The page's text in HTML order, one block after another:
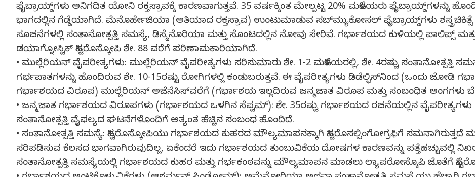
ಫೈಬ್ರಾಯ್ಡ್‌ಗಳು ಅನಿಗದಿತ ಯೋನಿ ರಕ್ತಸ್ರಾವಕ್ಕೆ ಕಾರಣವಾಗುತ್ತವೆ. 35 ವರ್ಷಕ್ಕಿಂತ ಮೇಲ್ಪಟ್ಟ 20% ಮಹಿಳೆಯರು ಫೈಬ್ರಾಯ್ಡ್‌ಗಳನ್ನು
ಭಾಗದಲ್ಲಿನ ಗೆಡ್ಡೆಯಾಗಿದೆ. ಮೆನೊರ್ಹೇಜಿಯಾ (ಅತಿಯಾದ ರಕ್ತಸ್ರಾವ) ಉಂಟುಮಾಡುವ ಸಬ್‍ಮ್ಯುಕೋಸಲ್ ಫೈಬ್ರಾಯ್ಡ್‌ಗಳು
ಸೂಚನೆಗಳಲ್ಲಿ ಸಂತಾನೋತ್ಪತ್ತಿ ಸಮಸ್ಯೆ, ಡಿಸ್ಮೆನೊರಿಯಾ ಮತ್ತು ಸೊಂಟದಲ್ಲಿನ ನೋವು ಸೇರಿವೆ. ಗರ್ಭಾಶಯದ ಕುಳಿಯಲ್ಲಿ ಪಾಲಿಪ್ಸ್
ಡಯಾಗ್ನೋಸ್ಟಿಕ್ ಹಿಸ್ಟರೊಸ್ಕೋಪಿ ಶೇ. 88 ವರೆಗೆ ಪರಿಣಾಮಕಾರಿಯಾಗಿದೆ.
• ಮುಲ್ಲೆರಿಯನ್ ವೈಪರೀತ್ಯಗಳು: ಮುಲ್ಲೆರಿಯನ್ ವೈಪರೀತ್ಯಗಳು ಸರಿಸುಮಾರು ಶೇ. 1-2 ಮಹಿಳೆಯರಲ್ಲಿ, ಶೇ. 4ರಷ್ಟು ಸಂತಾನೋತ್ಪತ್ತಿ
ಗರ್ಭಪಾತಗಳನ್ನು ಹೊಂದಿರುವ ಶೇ. 10-15ರಷ್ಟು ರೋಗಿಗಳಲ್ಲಿ ಕಂಡುಬರುತ್ತವೆ. ಈ ವೈಪರೀತ್ಯಗಳು ಡಿಡೆಲ್ಫಿಸ್‍ನಿಂದ (ಒಂದು ಜೋಡಿ
ಗರ್ಭಾಶಯದ ವಿರೂಪ) ಮುಲ್ಲೆರಿಯನ್ ಅಜೆನೆಸಿಸ್‍ವರೆಗೆ (ಗರ್ಭಾಶಯ ಇಲ್ಲದಿರುವ ಜನ್ಮಜಾತ ವಿರೂಪ ಮತ್ತು ಸಂಬಂಧಿತ ಅಂಗಗಳು
• ಜನ್ಮಜಾತ ಗರ್ಭಾಶಯದ ವಿರೂಪಗಳು (ಗರ್ಭಾಶಯದ ಒಳಗಿನ ಸೆಪ್ಟಮ್): ಶೇ. 35ರಷ್ಟು ಗರ್ಭಾಶಯದ ರಚನೆಯಲ್ಲಿನ ವೈಪರೀತ್ಯಗಳು
ಸಂತಾನೋತ್ಪತ್ತಿ ವೈಫಲ್ಯದ ಘಟನೆಗಳೊಂದಿಗೆ ಅತ್ಯಂತ ಹೆಚ್ಚಿನ ಸಂಬಂಧ ಹೊಂದಿದೆ.
• ಸಂತಾನೋತ್ಪತ್ತಿ ಸಮಸ್ಯೆ: ಹಿಸ್ಟರೊಸ್ಕೋಪಿಯು ಗರ್ಭಾಶಯದ ಕುಹರದ ಮೌಲ್ಯಮಾಪನಕ್ಕಾಗಿ ಹಿಸ್ಟರೊಸಲ್ಪಿಂಗೋಗ್ರಫಿಗೆ ಸಮನಾಗಿರುತ್ತದೆ
ಸರಿಪಡಿಸುವ ಕೆಲಸದ ಭಾಗವಾಗಿರುವುದಿಲ್ಲ, ಏಕೆಂದರೆ ಇದು ಗರ್ಭಾಶಯದ ತುಂಬುವಿಕೆಯ ದೋಷಗಳ ಕಾರಣವನ್ನು ಪತ್ತೆಹಚ್ಚುವಲ್ಲಿ
ಸಂತಾನೋತ್ಪತ್ತಿ ಸಮಸ್ಯೆಯಲ್ಲಿ ಗರ್ಭಾಶಯದ ಕುಹರ ಮತ್ತು ಗರ್ಭಕಂಠವನ್ನು ಮೌಲ್ಯಮಾಪನ ಮಾಡಲು ಲ್ಯಾಪರೋಸ್ಕೊಪಿ ಜೊತೆಗೆ